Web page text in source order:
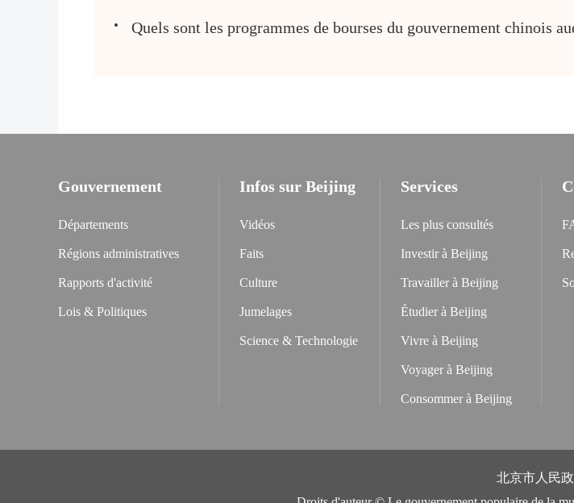
​Quels sont les programmes de bourses du gouvernement chinois
Gouvernement
Départements
Régions administratives
Rapports d'activité
Lois & Politiques
Infos sur Beijing
Vidéos
Faits
Culture
Jumelages
Science & Technologie
Services
Les plus consultés
Investir à Beijing
Travailler à Beijing
Étudier à Beijing
Vivre à Beijing
Voyager à Beijing
Consommer à Beijing
北京市人民